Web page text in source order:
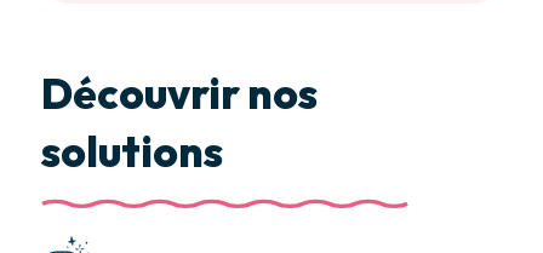
Découvrir nos
solutions